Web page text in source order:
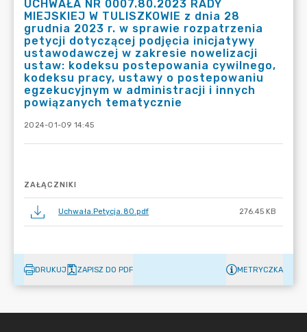
UCHWAŁA NR 0007.80.2023 RADY
MIEJSKIEJ W TULISZKOWIE z dnia 28
grudnia 2023 r. w sprawie rozpatrzenia
petycji dotyczącej podjęcia inicjatywy
ustawodawczej w zakresie nowelizacji
ustaw: kodeksu postepowania cywilnego,
kodeksu pracy, ustawy o postepowaniu
egzekucyjnym w administracji i innych
powiązanych tematycznie
2024-01-09 14:45
ZAŁĄCZNIKI
Uchwała.Petycja.80.pdf 276.45 KB
DRUKUJ ZAPISZ DO PDF METRYCZKA